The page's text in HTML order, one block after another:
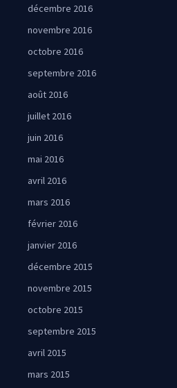
décembre 2016
novembre 2016
octobre 2016
septembre 2016
août 2016
juillet 2016
juin 2016
mai 2016
avril 2016
mars 2016
février 2016
janvier 2016
décembre 2015
novembre 2015
octobre 2015
septembre 2015
avril 2015
mars 2015